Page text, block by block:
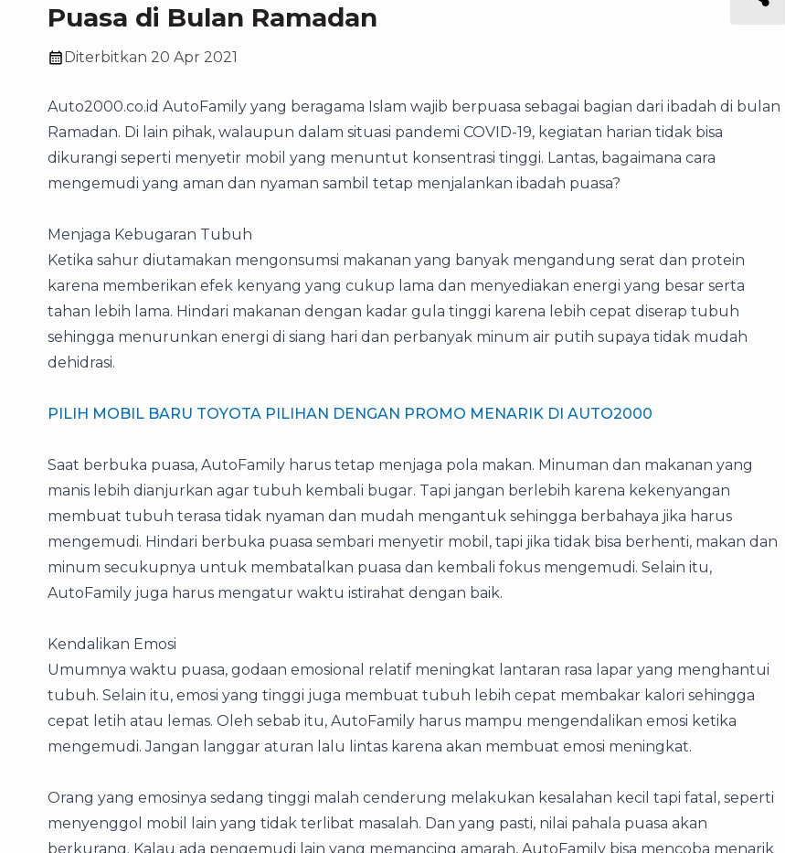
Puasa di Bulan Ramadan
Diterbitkan 20 Apr 2021
Auto2000.co.id AutoFamily yang beragama Islam wajib berpuasa sebagai bagian dari ibadah di bulan
Ramadan. Di lain pihak, walaupun dalam situasi pandemi COVID-19, kegiatan harian tidak bisa
dikurangi seperti menyetir mobil yang menuntut konsentrasi tinggi. Lantas, bagaimana cara
mengemudi yang aman dan nyaman sambil tetap menjalankan ibadah puasa?
Menjaga Kebugaran Tubuh
Ketika sahur diutamakan mengonsumsi makanan yang banyak mengandung serat dan protein
karena memberikan efek kenyang yang cukup lama dan menyediakan energi yang besar serta
tahan lebih lama. Hindari makanan dengan kadar gula tinggi karena lebih cepat diserap tubuh
sehingga menurunkan energi di siang hari dan perbanyak minum air putih supaya tidak mudah
dehidrasi.
PILIH MOBIL BARU TOYOTA PILIHAN DENGAN PROMO MENARIK DI AUTO2000
Saat berbuka puasa, AutoFamily harus tetap menjaga pola makan. Minuman dan makanan yang
manis lebih dianjurkan agar tubuh kembali bugar. Tapi jangan berlebih karena kekenyangan
membuat tubuh terasa tidak nyaman dan mudah mengantuk sehingga berbahaya jika harus
mengemudi. Hindari berbuka puasa sembari menyetir mobil, tapi jika tidak bisa berhenti, makan dan
minum secukupnya untuk membatalkan puasa dan kembali fokus mengemudi. Selain itu,
AutoFamily juga harus mengatur waktu istirahat dengan baik.
Kendalikan Emosi
Umumnya waktu puasa, godaan emosional relatif meningkat lantaran rasa lapar yang menghantui
tubuh. Selain itu, emosi yang tinggi juga membuat tubuh lebih cepat membakar kalori sehingga
cepat letih atau lemas. Oleh sebab itu, AutoFamily harus mampu mengendalikan emosi ketika
mengemudi. Jangan langgar aturan lalu lintas karena akan membuat emosi meningkat.
Orang yang emosinya sedang tinggi malah cenderung melakukan kesalahan kecil tapi fatal, seperti
menyenggol mobil lain yang tidak terlibat masalah. Dan yang pasti, nilai pahala puasa akan
berkurang. Kalau ada pengemudi lain yang memancing amarah, AutoFamily bisa mencoba menarik